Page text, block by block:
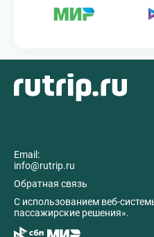
Email:
info@rutrip.ru
Обратная связь
C использованием веб-
пассажирские решения».